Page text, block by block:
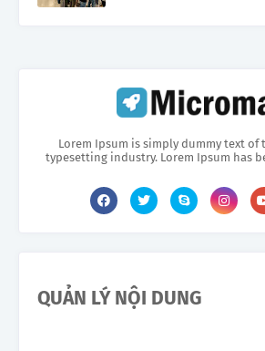
Lorem Ipsum is simply dummy text
typesetting industry. Lorem Ipsum has
QUẢN LÝ NỘI DUNG